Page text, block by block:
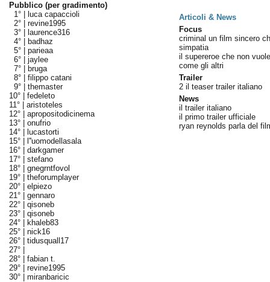
Pubblico (per gradimento)
1° |
luca capaccioli
2° | revine1995
3° |
laurence316
4° |
badhaz
5° | parieaa
6° | jaylee
7° |
bruga
8° | filippo catani
9° | themaster
10° | fedeleto
11° | aristoteles
12° | apropositodicinema
13° | onufrio
14° |
lucastorti
15° |
l''uomodellasala
16° | darkgamer
17° | stefano
18° | gnegrntfovol
19° | theforumplayer
20° | elpiezo
21° | gennaro
22° | qisoneb
23° | qisoneb
24° |
khaleb83
25° | nick16
26° | tidusquall17
27° |
28° | fabian t.
29° | revine1995
30° | miranbaricic
Articoli & News
Focus
criminal un film sincero
simpatia
il supereroe che non
come gli altri
Trailer
2 il teaser trailer italiano
News
il trailer italiano
il primo trailer ufficiale
ryan reynolds parla del